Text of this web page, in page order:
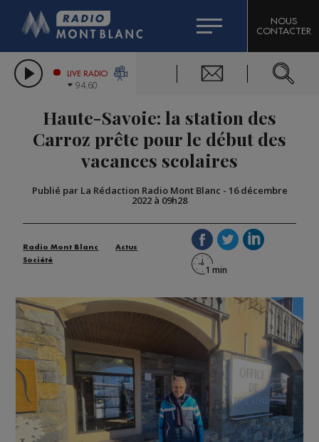
LES CHRONIQUES DE L'EXPERT
CITIZEN MACHINERY
GRAND MASSIF DOMAINES SKIABLES
BIGARD
COMPAGNIE DU MONT-BLANC
NOUS
CONTACTER
LIVE RADIO
94.60
Haute-Savoie: la station des
Carroz prête pour le début des
vacances scolaires
Publié par La Rédaction Radio Mont Blanc - 16 décembre
2022 à 09h28
Radio Mont Blanc
Actus
Société